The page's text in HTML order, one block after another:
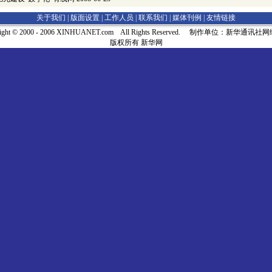
关于我们 | 版面设置 工作人员 联系我们 媒体刊例
友情链接
© 2000 - 2006 XINHUANET.com All Rights Reserved. 制作单位：新华通讯社网
版权所有 新华网